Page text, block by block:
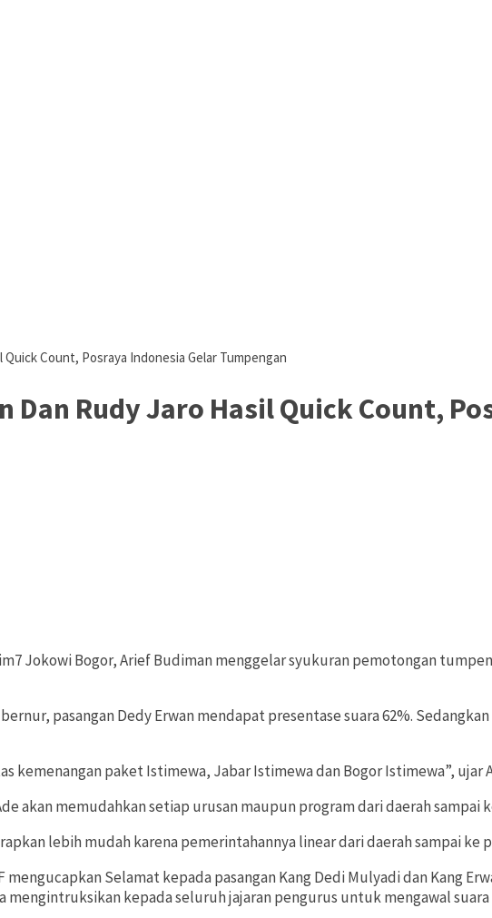
Count, Posraya Indonesia Gelar Tumpengan
Dan Rudy Jaro Hasil Quick Count,
Jokowi Bogor, Arief Budiman menggelar syukuran pemotongan
pasangan Dedy Erwan mendapat presentase suara 62%.
kemenangan paket Istimewa, Jabar Istimewa dan Bogor Istimewa”, ujar
akan memudahkan setiap urusan maupun program dari daerah sampai
lebih mudah karena pemerintahannya linear dari daerah sampai ke
Selamat kepada pasangan Kang Dedi Mulyadi dan Kang
mengintruksikan kepada seluruh jajaran pengurus untuk mengawal